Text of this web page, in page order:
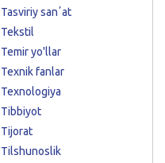
Tasviriy sanʼat
Tekstil
Temir yo'llar
Texnik fanlar
Texnologiya
Tibbiyot
Tijorat
Tilshunoslik